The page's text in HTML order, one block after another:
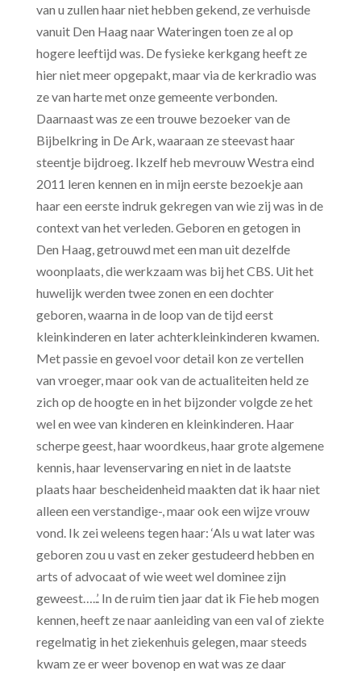
van u zullen haar niet hebben gekend, ze verhuisde
vanuit Den Haag naar Wateringen toen ze al op
hogere leeftijd was. De fysieke kerkgang heeft ze
hier niet meer opgepakt, maar via de kerkradio was
ze van harte met onze gemeente verbonden.
Daarnaast was ze een trouwe bezoeker van de
Bijbelkring in De Ark, waaraan ze steevast haar
steentje bijdroeg. Ikzelf heb mevrouw Westra eind
2011 leren kennen en in mijn eerste bezoekje aan
haar een eerste indruk gekregen van wie zij was in de
context van het verleden. Geboren en getogen in
Den Haag, getrouwd met een man uit dezelfde
woonplaats, die werkzaam was bij het CBS. Uit het
huwelijk werden twee zonen en een dochter
geboren, waarna in de loop van de tijd eerst
kleinkinderen en later achterkleinkinderen kwamen.
Met passie en gevoel voor detail kon ze vertellen
van vroeger, maar ook van de actualiteiten held ze
zich op de hoogte en in het bijzonder volgde ze het
wel en wee van kinderen en kleinkinderen. Haar
scherpe geest, haar woordkeus, haar grote algemene
kennis, haar levenservaring en niet in de laatste
plaats haar bescheidenheid maakten dat ik haar niet
alleen een verstandige-, maar ook een wijze vrouw
vond. Ik zei weleens tegen haar: ‘Als u wat later was
geboren zou u vast en zeker gestudeerd hebben en
arts of advocaat of wie weet wel dominee zijn
geweest…..’. In de ruim tien jaar dat ik Fie heb mogen
kennen, heeft ze naar aanleiding van een val of ziekte
regelmatig in het ziekenhuis gelegen, maar steeds
kwam ze er weer bovenop en wat was ze daar